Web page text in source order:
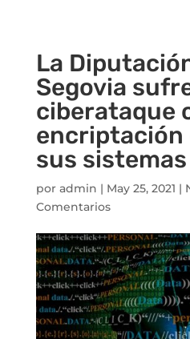
La
Segovia
ciberataque
encriptación
sus sistemas
por admin | May 25, 2021 |
Comentarios